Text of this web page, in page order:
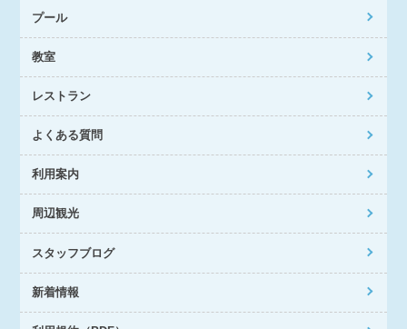
プール
教室
レストラン
よくある質問
利用案内
周辺観光
スタッフブログ
新着情報